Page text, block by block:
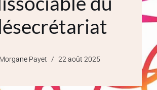
Morgane Payet 22 août 2025